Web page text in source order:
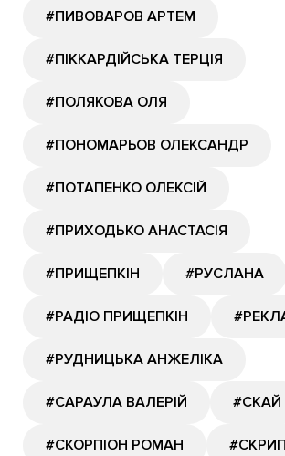
#ПИВОВАРОВ АРТЕМ
#ПІККАРДІЙСЬКА ТЕРЦІЯ
#ПОЛЯКОВА ОЛЯ
#ПОНОМАРЬОВ ОЛЕКСАНДР
#ПОТАПЕНКО ОЛЕКСІЙ
#ПРИХОДЬКО АНАСТАСІЯ
#ПРИЩЕПКІН #РУСЛАНА
#РАДІО ПРИЩЕПКІН
#РУДНИЦЬКА АНЖЕЛІКА
#САРАУЛА ВАЛЕРІЙ #СКАЙ
#СКОРПІОН РОМАН